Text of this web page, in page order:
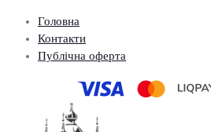
Головна
Контакти
Публічна оферта